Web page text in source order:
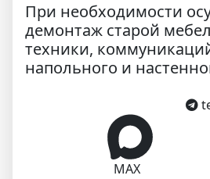
При необходимости
демонтаж старой
техники,
напольного и
MAX